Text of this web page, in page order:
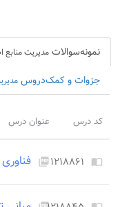
نمونه‌سوالات مدیریت منابع
جزوات و کمک‌دروس
کد درس عنوان درس
import_contacts ۱۲۱۸۸۶۱picture_as_pdf